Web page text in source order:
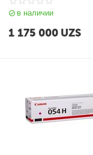
в наличии
1 175 000 UZS